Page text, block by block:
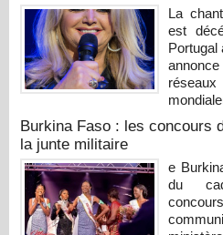
La
est
Portugal
Burkina Faso : les concours
la junte militaire
e
du